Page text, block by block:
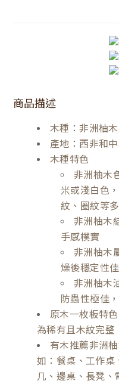
商品描述
木種：非洲柚
產地：西非和
木種特色
非洲柚木
米或淺白色
紋、圈紋等
非洲柚木
手感樸實
非洲柚木
燥後穩定性佳
非洲柚木
防蟲性極佳
原木一枚板特
為稀有且木紋完整
有木推薦非洲
如：餐桌、工作桌
几、邊桌、長凳、